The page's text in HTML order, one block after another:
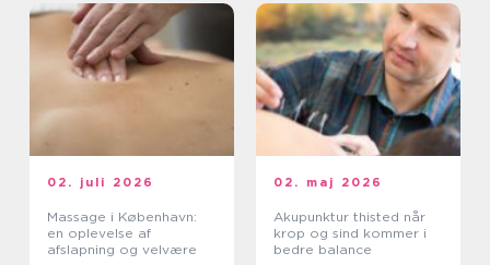
02. juli 2026
Massage i København:
en oplevelse af
afslapning og velvære
02. maj 2026
Akupunktur thisted når
krop og sind kommer i
bedre balance